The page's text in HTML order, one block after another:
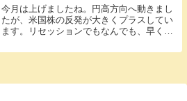
今月は上げましたね。円高方向へ動きまし
たが、米国株の反発が大きくプラスしてい
ます。リセッションでもなんでも、早くこ
な指標発表でどちらに動くかですね。今、